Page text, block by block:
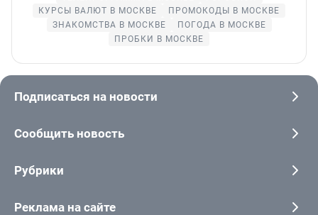
КУРСЫ ВАЛЮТ В МОСКВЕ
ПРОМОКОДЫ В МОСКВЕ
ЗНАКОМСТВА В МОСКВЕ
ПОГОДА В МОСКВЕ
ПРОБКИ В МОСКВЕ
Подписаться на новости
Сообщить новость
Рубрики
Реклама на сайте